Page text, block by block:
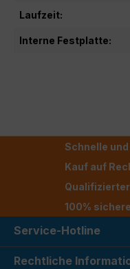
Laufzeit:
Interne Festplatte:
Schnelle
Kauf auf
100%
Service-Hotline
Rechtliche